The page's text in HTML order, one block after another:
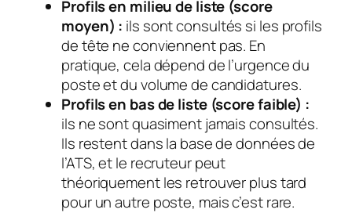
Profils en milieu de liste (score
moyen) : ils sont consultés si les profils
de tête ne conviennent pas. En
pratique, cela dépend de l’urgence du
poste et du volume de candidatures.
Profils en bas de liste (score faible) :
ils ne sont quasiment jamais consultés.
Ils restent dans la base de données de
l’ATS, et le recruteur peut
théoriquement les retrouver plus tard
pour un autre poste, mais c’est rare.